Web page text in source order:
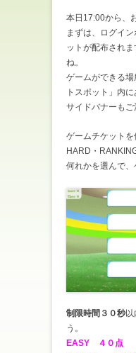
本日17:00から、
まずは、ログイ
ットが配布され
ね。
ゲームができる
トスポット」内
サイドバナーもご
ゲームチケットを
HARD・
何れかを選んで、
制限時間３０秒以
う。
EASY ４０点